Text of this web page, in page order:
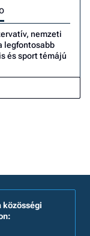
nemzeti
legfontosabb
és sport témájú
közösségi